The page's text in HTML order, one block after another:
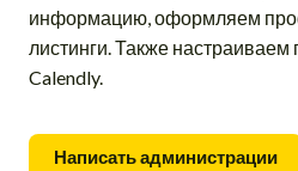
информацию, оформляем
листинги. Также настраиваем
Calendly.
Написать администрации